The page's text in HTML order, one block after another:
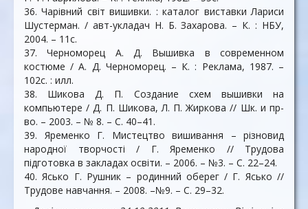
36. Чарівний світ вишивки. : каталог виставки Лариси
Шустерман. / авт-укладач Н. Б. Захарова. – К. : НБУ,
2004. – 11с.
37. Черноморец А. Д. Вышивка в современном
костюме / А. Д. Черноморец. – К. : Реклама, 1987. –
102с. : илл.
38. Шикова Д. П. Создание схем вышивки на
компьютере / Д. П. Шикова, Л. П. Жиркова // Шк. и пр-
во. – 2003. – № 8. – С. 40–41.
39. Яременко Г. Мистецтво вишивання – різновид
народної творчості / Г. Яременко // Трудова
підготовка в закладах освіти. – 2006. – №3. – С. 22–24.
40. Ясько Г. Рушник – родинний оберег / Г. Ясько //
Трудове навчання. – 2008. –№9. – С. 29–32.